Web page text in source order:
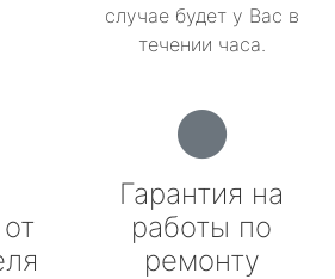
случае будет у Вас в
течении часа.
Гарантия на
работы по
ремонту